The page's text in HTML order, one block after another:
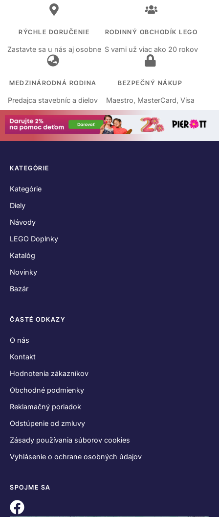
RÝCHLE DORUČENIE
Zastavte sa u nás aj osobne
RODINNÝ OBCHODÍK LEGO
S vami už viac ako 20 rokov
MEDZINÁRODNÁ RODINA
Predajca stavebníc a dielov
BEZPEČNÝ NÁKUP
Maestro, MasterCard, Visa
KATEGÓRIE
Kategórie
Diely
Návody
LEGO Doplnky
Katalóg
Novinky
Bazár
ČASTÉ ODKAZY
O nás
Kontakt
Hodnotenia zákazníkov
Obchodné podmienky
Reklamačný poriadok
Odstúpenie od zmluvy
Zásady používania súborov cookies
Vyhlásenie o ochrane osobných údajov
SPOJME SA